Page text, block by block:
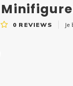
0 REVIEWS